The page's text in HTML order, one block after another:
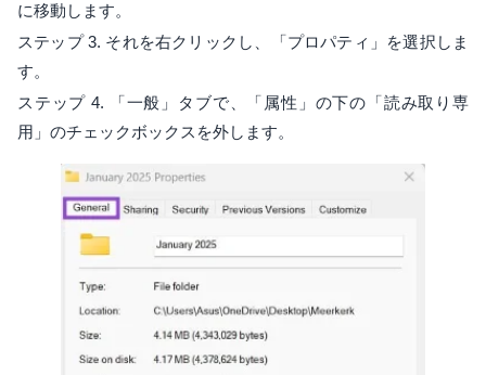
に移動します。
ステップ 3. それを右クリックし、「プロパティ」を選択しま
す。
ステップ 4. 「一般」タブで、「属性」の下の「読み取り専
用」のチェックボックスを外します。